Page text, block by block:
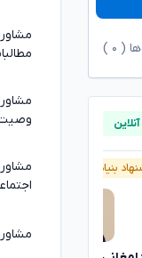
( ۰
بنیاد وکلا آنلاین